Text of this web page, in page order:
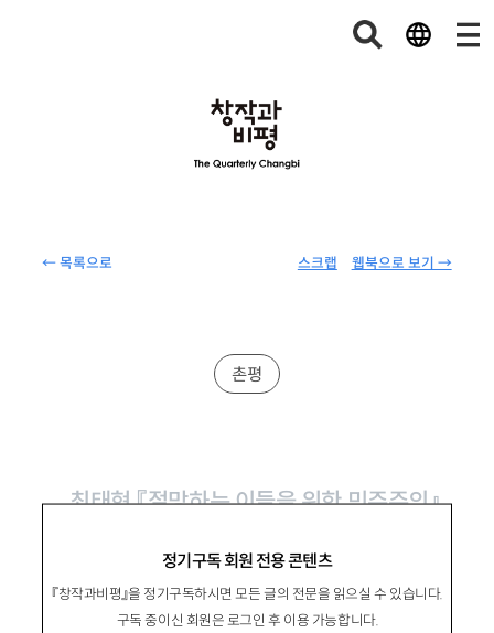
← 목록으로 웹북으로 보기 →
스크랩
정기구독 회원 전용 콘텐츠
『창작과비평』을 정기구독하시면 모든 글의 전문을 읽으실 수 있습니다.
구독 중이신 회원은 로그인 후 이용 가능합니다.
촌평
최태현 『절망하는 이들을 위한 민주주의』,
작은 자들의 공동체를 위하여